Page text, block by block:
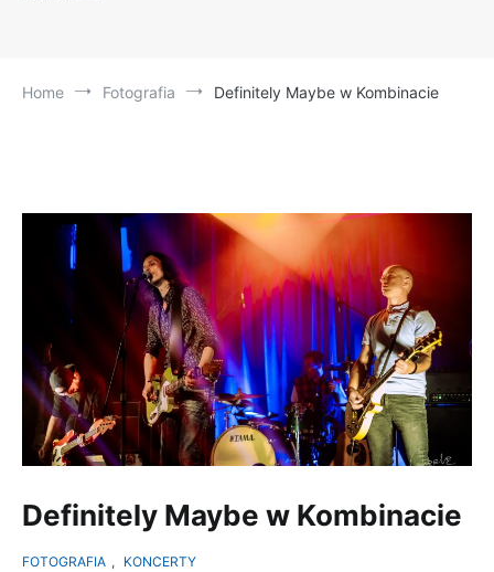
Home Fotografia Definitely Maybe w Kombinacie
Definitely Maybe w Kombinacie
FOTOGRAFIA , KONCERTY